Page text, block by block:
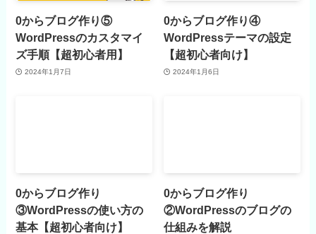
0からブログ作り⑤
WordPressのカスタマイ
ズ手順【超初心者用】
2024年1月7日
0からブログ作り④
WordPressテーマの設定
【超初心者向け】
2024年1月6日
0からブログ作り
③WordPressの使い方の
基本【超初心者向け】
0からブログ作り
②WordPressのブログの
仕組みを解説